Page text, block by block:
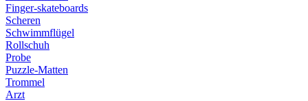
Finger-skateboards
Scheren
Schwimmflügel
Rollschuh
Probe
Puzzle-Matten
Trommel
Arzt